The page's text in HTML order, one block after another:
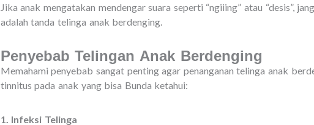
Jika anak mengatakan mendengar suara seperti “ngiiing” atau “desis”,
adalah tanda telinga anak berdenging.
Penyebab Telingan Anak Berdenging
Memahami penyebab sangat penting agar penanganan telinga anak
tinnitus pada anak yang bisa Bunda ketahui:
1. Infeksi Telinga